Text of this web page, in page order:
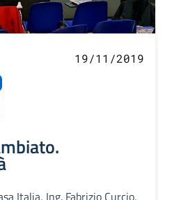
19/11/2019